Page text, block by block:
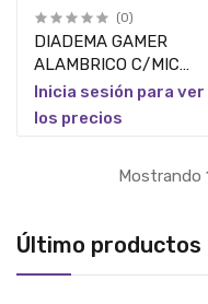
Último productos
(0)
DIADEMA GAMER
ALAMBRICO C/MIC
BALAM RUSH
SONOROUS HS750/USB
A/RGB/3.5MM/ROSA
Inicia sesión para ver
los precios
Mostrando